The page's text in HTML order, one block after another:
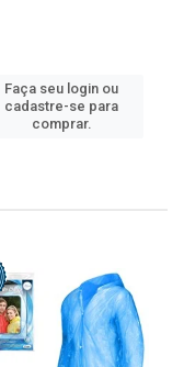
Faça seu login ou
cadastre-se para
comprar.